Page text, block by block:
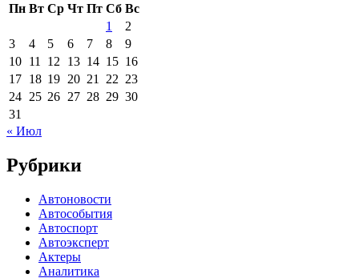
Пн Вт Ср Чт Пт Сб Вс
1
2
3
4 5 6 7 8
9
10 11 12 13 14 15 16
17 18 19 20 21 22 23
24 25 26 27 28 29 30
31
« Июл
Рубрики
Автоновости
Автособытия
Автоспорт
Автоэксперт
Актеры
Аналитика